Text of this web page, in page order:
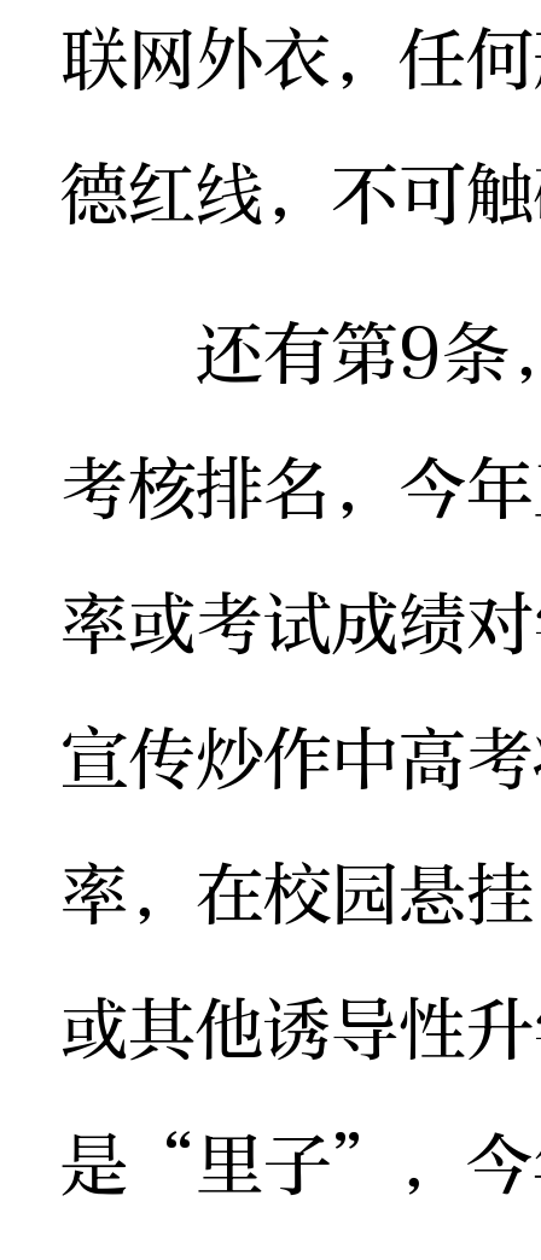
联网外衣，任
德红线，不可
还有第9条，
考核排名，今
率或考试成绩
宣传炒作中高
率，在校园悬
或其他诱导性
是“里子”，